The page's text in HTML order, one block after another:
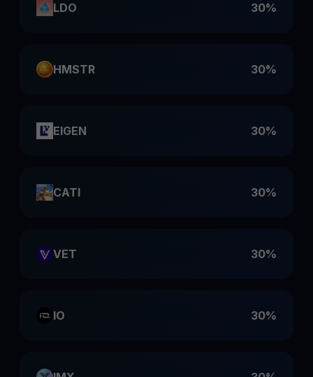
LDO 30%
HMSTR 30%
EIGEN 30%
CATI 30%
VET 30%
IO 30%